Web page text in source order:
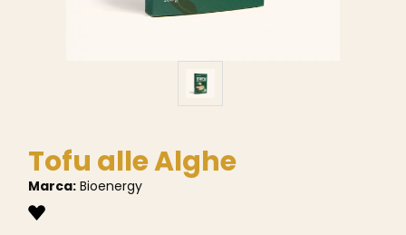
Tofu alle Alghe
Marca: Bioenergy